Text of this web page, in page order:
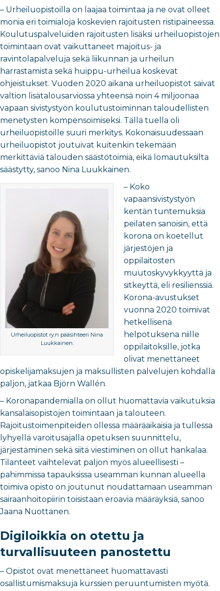
– Urheiluopistoilla on laajaa toimintaa ja ne ovat olleet
monia eri toimialoja koskevien rajoitusten ristipaineessa.
Koulutuspalveluiden rajoitusten lisäksi urheiluopistojen
toimintaan ovat vaikuttaneet majoitus- ja
ravintolapalveluja sekä liikunnan ja urheilun
harrastamista sekä huippu-urheilua koskevat
ohjeistukset. Vuoden 2020 aikana urheiluopistot saivat
valtion lisätalousarviossa yhteensä noin 4 miljoonaa
vapaan sivistystyön koulutustoiminnan taloudellisten
menetysten kompensoimiseksi. Tällä tuella oli
urheiluopistoille suuri merkitys. Kokonaisuudessaan
urheiluopistot joutuivat kuitenkin tekemään
merkittäviä talouden säästötoimia, eikä lomautuksilta
säästytty, sanoo Nina Luukkainen.
Urheiluopistot ry:n pääsihteeri Nina
Luukkainen.
– Koko
vapaansivistystyön
kentän tuntemuksia
peilaten sanoisin, että
korona on koetellut
järjestöjen ja
oppilaitosten
muutoskyvykkyyttä ja
sitkeyttä, eli resilienssiä.
Korona-avustukset
vuonna 2020 toimivat
hetkellisenä
helpotuksena niille
oppilaitoksille, jotka
olivat menettäneet
opiskelijamaksujen ja maksullisten palvelujen kohdalla
paljon, jatkaa Björn Wallén.
– Koronapandemialla on ollut huomattavia vaikutuksia
kansalaisopistojen toimintaan ja talouteen.
Rajoitustoimenpiteiden ollessa määräaikaisia ja tullessa
lyhyellä varoitusajalla opetuksen suunnittelu,
järjestäminen sekä siitä viestiminen on ollut hankalaa.
Tilanteet vaihtelevat paljon myös alueellisesti –
pahimmissa tapauksissa useamman kunnan alueella
toimiva opisto on joutunut noudattamaan useamman
sairaanhoitopiirin toisistaan eroavia määräyksiä, sanoo
Jaana Nuottanen.
Digiloikkia on otettu ja
turvallisuuteen panostettu
– Opistot ovat menettäneet huomattavasti
osallistumismaksuja kurssien peruuntumisten myötä.